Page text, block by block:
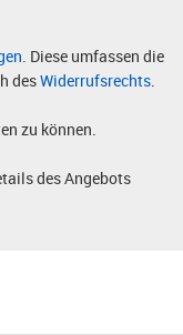
. Diese umfassen die
desWiderrufsrechts.
zu können.
des Angebots